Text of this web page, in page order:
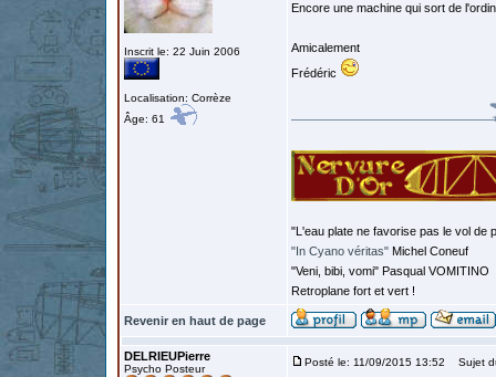
Inscrit le: 22 Juin 2006
Localisation: Corrèze
Âge: 61
Encore une machine qui sort de
Amicalement
Frédéric
"L'eau plate ne favorise pas le vol de
"In Cyano véritas" Michel Coneuf
"Veni, bibi, vomi" Pasqual VOMITINO
Retroplane fort et vert !
Revenir en haut de page
DELRIEUPierre
Psycho Posteur
Posté le: 11/09/2015 13:52 Sujet